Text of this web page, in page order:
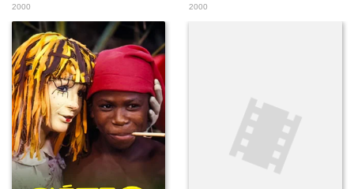
2000 2000